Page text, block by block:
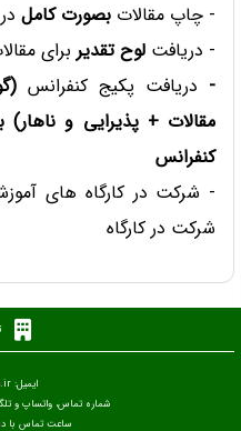
- چاپ مقالات بصورت کامل
- دریافت لوح تقدیربرای
- دریافت پكيج كنفرانس
مقالات + پذیرایی و
کنفرانس
- شرکت در کارگاه های
شرکت در کارگاه
ایمیل: info@icmeab.ir
شماره تماس، واتساپ و تلگرام
ساعت تماس با